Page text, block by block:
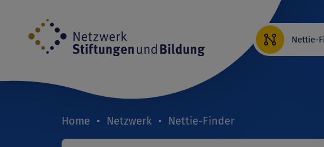
Inhalt
Nettie-
Breadcrumb
Home Netzwerk Nettie-Finder